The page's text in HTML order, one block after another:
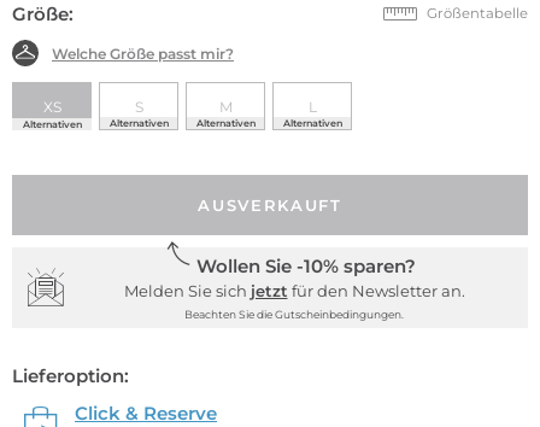
Größe: Größentabelle
Welche Größe passt mir?
XS
Alternativen
S
Alternativen
M
Alternativen
L
Alternativen
AUSVERKAUFT
Wollen Sie -10% sparen?
Melden Sie sich jetzt für den Newsletter an.
Beachten Sie die Gutscheinbedingungen.
Lieferoption:
Click & Reserve